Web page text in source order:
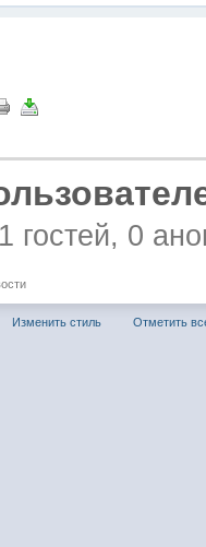
гостей, 0
Изменить стиль Отметить